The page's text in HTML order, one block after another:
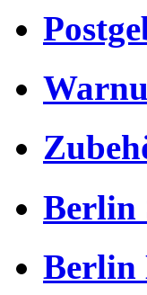
Berlin
Berlin